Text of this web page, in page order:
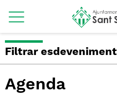
Filtrar
Agenda